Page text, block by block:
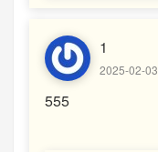
1
2025-02-03
555